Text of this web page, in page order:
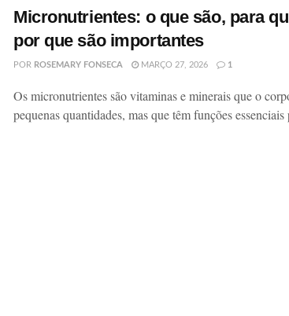
Micronutrientes: o que são, para
por que são importantes
POR ROSEMARY FONSECA MARÇO 27, 2026 1
Os micronutrientes são vitaminas e minerais que o
pequenas quantidades, mas que têm funções essenciais